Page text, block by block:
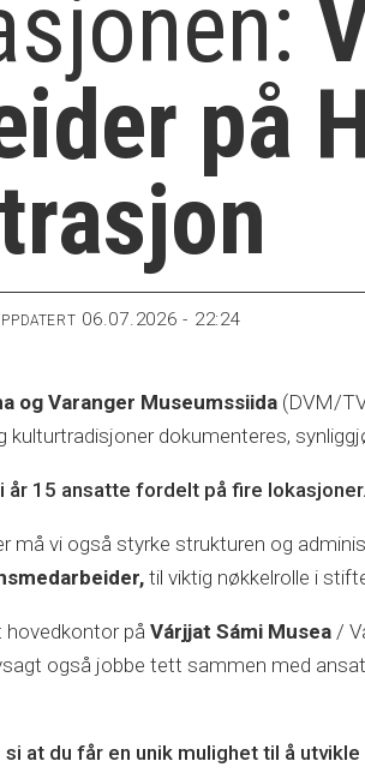
på
06.07.2026 - 22:24
og Varanger Museumssiida (DVM/
kulturtradisjoner dokumenteres,
15 ansatte fordelt på fire lokasjoner.
må vi også styrke strukturen og
til viktig nøkkelrolle i
hovedkontor påVárjjat Sámi Musea/
også jobbe tett sammen med
at du får en unik mulighet til å